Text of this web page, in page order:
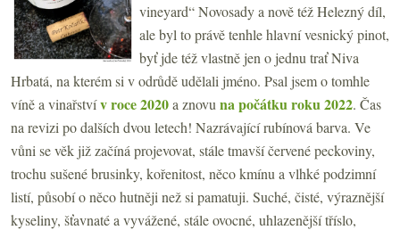
vineyard“ Novosady a nově též Helezný díl,
ale byl to právě tenhle hlavní vesnický pinot,
byť jde též vlastně jen o jednu trať Niva
Hrbatá, na kterém si v odrůdě udělali jméno. Psal jsem o tomhle
víně a vinařstvív roce 2020a znovu na počátku roku 2022. Čas
na revizi po dalších dvou letech! Nazrávající rubínová barva. Ve
vůni se věk již začíná projevovat, stále tmavší červené peckoviny,
trochu sušené brusinky, kořenitost, něco kmínu a vlhké podzimní
listí, působí o něco hutněji než si pamatuji. Suché, čisté, výraznější
kyseliny, šťavnaté a vyvážené, stále ovocné, uhlazenější tříslo,